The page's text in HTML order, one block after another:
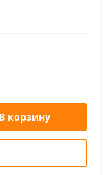
В корзину